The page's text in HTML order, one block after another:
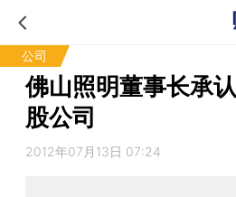
公司
佛山照明董事长承
股公司
2012年07月13日 07:24